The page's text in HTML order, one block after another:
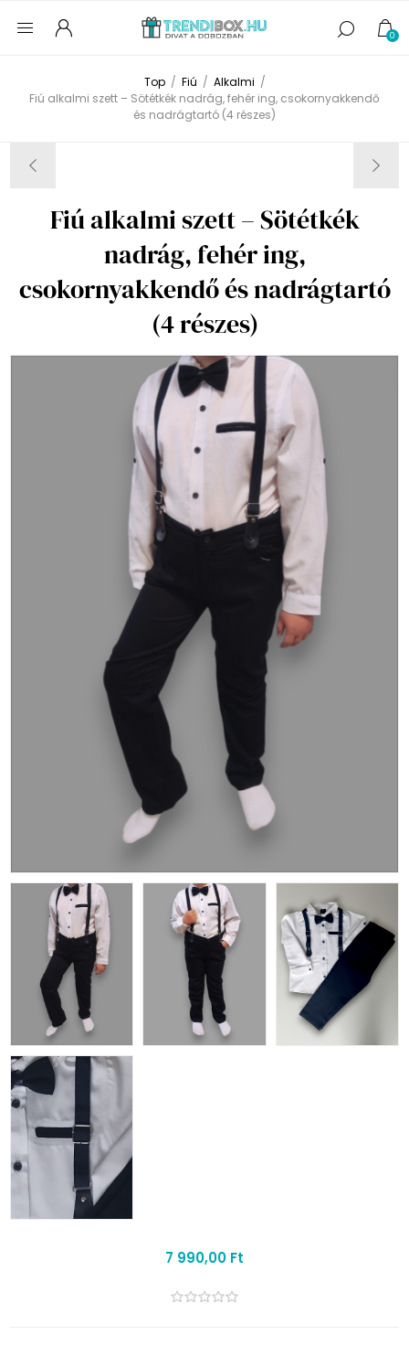
0
Top / Fiú / Alkalmi /
Fiú alkalmi szett – Sötétkék nadrág, fehér ing, csokornyakkendő
és nadrágtartó (4 részes)
Fiú alkalmi szett – Sötétkék
nadrág, fehér ing,
csokornyakkendő és nadrágtartó
(4 részes)
7 990,00 Ft